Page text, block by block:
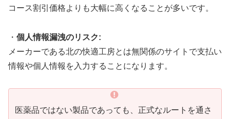
コース割引価格よりも大幅に高くなることが多いです。
・ 個人情報漏洩のリスク:
メーカーである北の快適工房とは無関係のサイトで支払い
情報や個人情報を入力することになります。
医薬品ではない製品であっても、正式なルートを通さ